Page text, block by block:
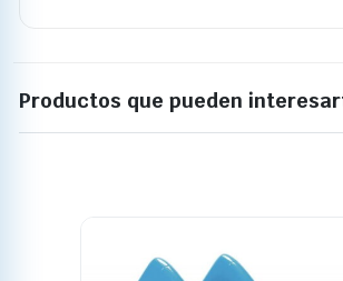
Productos que pueden